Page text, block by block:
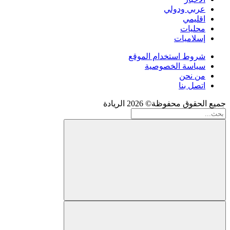
عربي ودولي
اقليمي
محليات
إسلاميات
شروط استخدام الموقع
سياسة الخصوصية
من نحن
اتصل بنا
جميع الحقوق محفوظة© 2026 الريادة